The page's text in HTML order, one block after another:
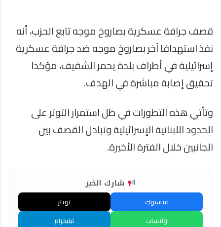
قصف جرافة عسكرية بصاروخ موجه تابع الحزب، أنه
نفذ استهدافا آخر بصاروخ موجه ضد جرافة عسكرية
إسرائيلية في أطراف بلدة يحمر الشقيف، مؤكدا
تحقيق إصابة مباشرة في الهدف.
وتأتي هذه التطورات في ظل استمرار التوتر على
الحدود اللبنانية الإسرائيلية وتبادل القصف بين
الجانبين خلال الفترة الأخيرة.
شارك الخبر
فيسبوك
تويتر
واتساب
تيليجرام